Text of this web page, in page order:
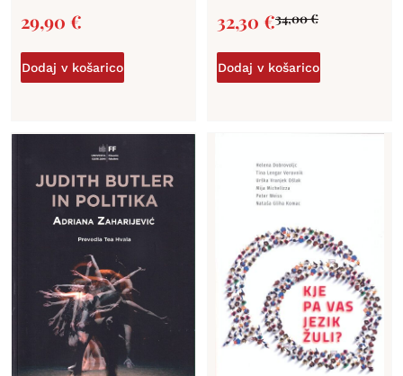
29,90 €
Dodaj v košarico
34,00€
32,30 €
Dodaj v košarico